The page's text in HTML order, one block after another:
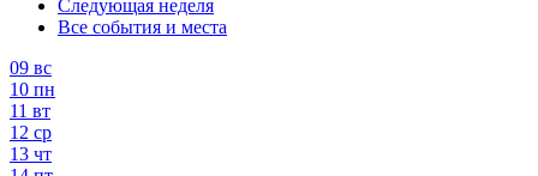
Следующая неделя
Все события и места
09 вс
10 пн
11 вт
12 ср
13 чт